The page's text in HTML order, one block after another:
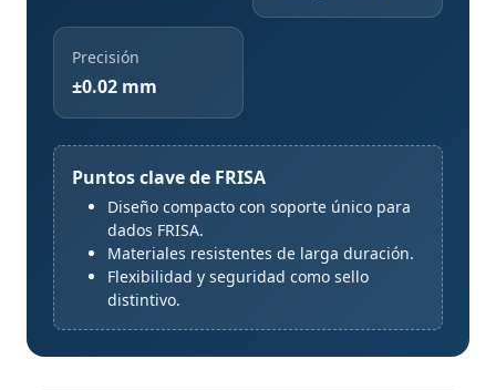
Precisión
±0.02 mm
Puntos clave de FRISA
Diseño compacto con soporte único para
dados FRISA.
Materiales resistentes de larga duración.
Flexibilidad y seguridad como sello
distintivo.